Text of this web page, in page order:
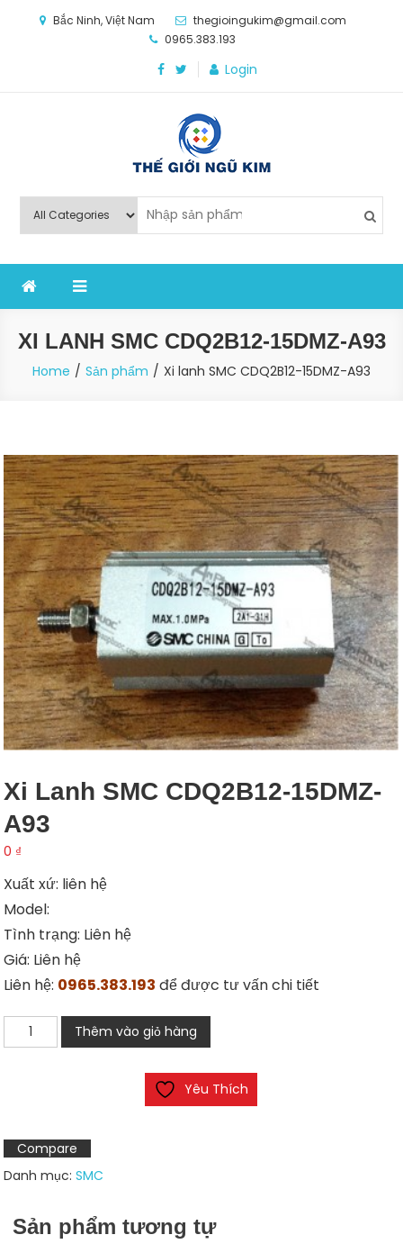
Bắc Ninh, Việt Nam
thegioingukim@gmail.com
0965.383.193
Login
Thế Giới Ngũ Kim
nghiệp sản xuất
XI LANH SMC CDQ2B12-15DMZ-A93
Home Sản phẩm Xi lanh SMC CDQ2B12-15DMZ-A93
Xi Lanh SMC CDQ2B12-15DMZ-
A93
0 ₫
Xuất xứ: liên hệ
Model:
Tình trạng: Liên hệ
Giá: Liên hệ
Liên hệ: 0965.383.193 để được tư vấn chi tiết
lanh
A93
số
lượng
Thêm vào giỏ hàng
Yêu Thích
Compare
Danh mục:SMC
Sản phẩm tương tự